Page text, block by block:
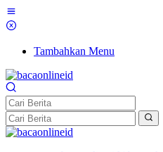
Tambahkan Menu